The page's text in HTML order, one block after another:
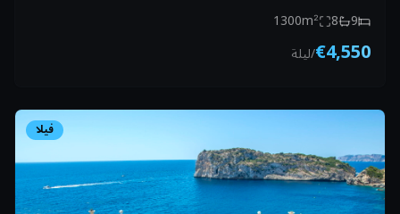
9
8
1300m²
€4,550
/ليلة
فيلا